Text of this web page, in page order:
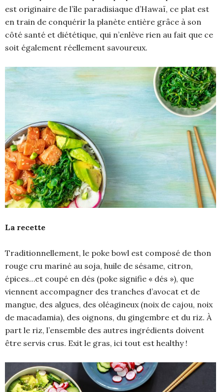
est originaire de l’île paradisiaque d’Hawaï, ce plat est
en train de conquérir la planète entière grâce à son
côté santé et diététique, qui n’enlève rien au fait que ce
soit également réellement savoureux.
La recette
Traditionnellement, le poke bowl est composé de thon
rouge cru mariné au soja, huile de sésame, citron,
épices…et coupé en dés (poke signifie « dés »), que
viennent accompagner des tranches d’avocat et de
mangue, des algues, des oléagineux (noix de cajou, noix
de macadamia), des oignons, du gingembre et du riz. À
part le riz, l’ensemble des autres ingrédients doivent
être servis crus. Exit le gras, ici tout est healthy !